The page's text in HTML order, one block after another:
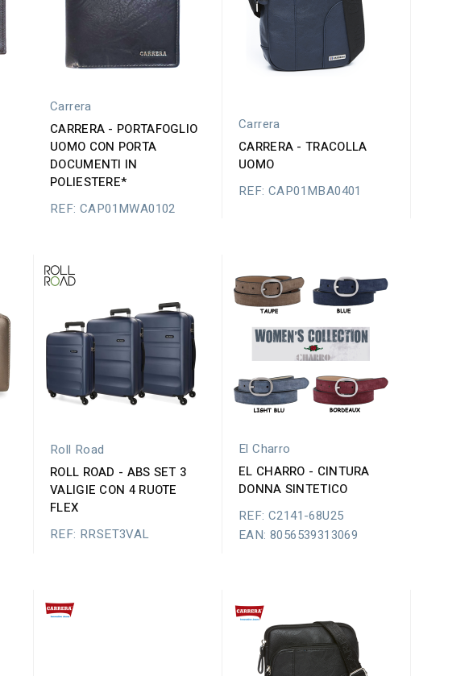
Carrera
CARRERA - PORTAFOGLIO
UOMO CON PORTA
DOCUMENTI IN
POLIESTERE*
REF: CAP01MWA0102
Carrera
CARRERA - TRACOLLA
UOMO
REF: CAP01MBA0401
Roll Road
ROLL ROAD - ABS SET 3
VALIGIE CON 4 RUOTE
FLEX
REF: RRSET3VAL
El Charro
EL CHARRO - CINTURA
DONNA SINTETICO
REF: C2141-68U25
EAN: 8056539313069